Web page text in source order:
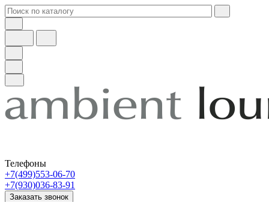
Телефоны
+7(499)553-06-70
+7(930)036-83-91
Заказать звонок